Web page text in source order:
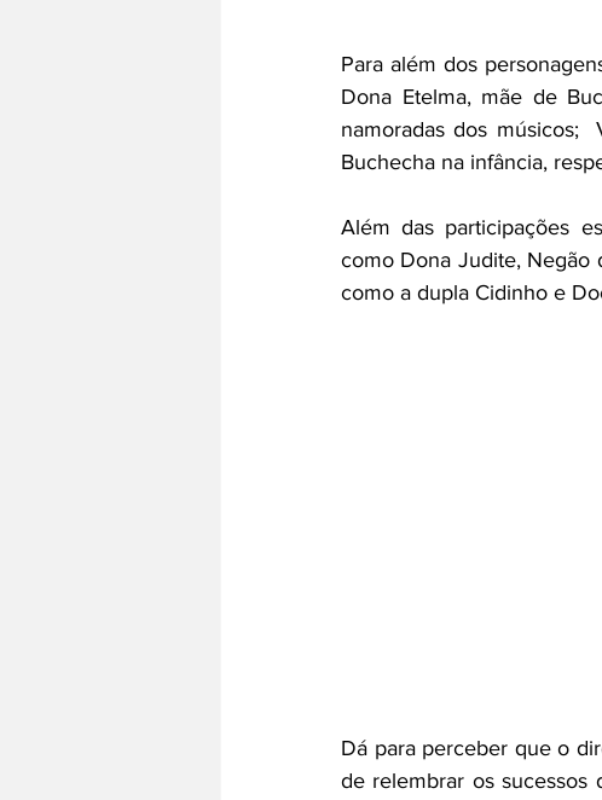
Para além dos
Dona Etelma, mãe de
namoradas dos músicos;
Buchecha na infância,
Além das participações
como Dona Judite, Negão
como a dupla Cidinho e
Dá para perceber que o
de relembrar os sucessos